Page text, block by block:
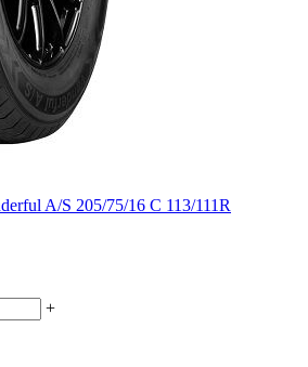
A/S 205/75/16 C 113/111R
+